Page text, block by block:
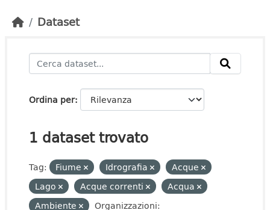
Dataset
Ordina per
1 dataset trovato
Tag: Fiume Idrografia
Acque
Lago
Acque correnti
Acqua
Ambiente
Organizzazioni: